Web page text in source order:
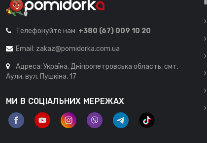
Телефонуйте нам: +380 (67) 009 10 20
Email: zakaz@pomidorka.com.ua
Адреса: Україна, Дніпропетровська область, смт.
Аули, вул. Пушкіна, 17
МИ В СОЦІАЛЬНИХ МЕРЕЖАХ